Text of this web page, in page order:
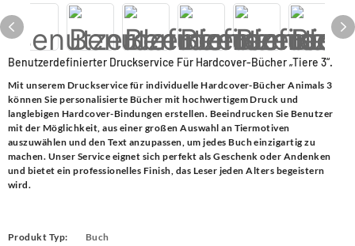
Benutzerdefinierter Druckservice Für Hardcover-Bücher „Tiere 3“.
Mit unserem Druckservice für individuelle Hardcover-Bücher Animals 3
können Sie personalisierte Bücher mit hochwertigem Druck und
langlebigen Hardcover-Bindungen erstellen. Beeindrucken Sie Benutzer
mit der Möglichkeit, aus einer großen Auswahl an Tiermotiven
auszuwählen und den Text anzupassen, um jedes Buch einzigartig zu
machen. Unser Service eignet sich perfekt als Geschenk oder Andenken
und bietet ein professionelles Finish, das Leser jeden Alters begeistern
wird.
Produkt Typ:
Buch